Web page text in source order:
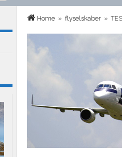
Home »flyselskaber »